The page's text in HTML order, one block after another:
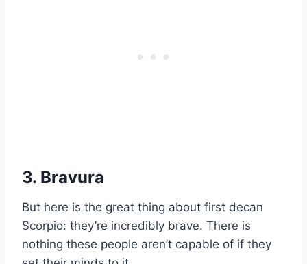
3. Bravura
But here is the great thing about first decan
Scorpio: they’re incredibly brave. There is
nothing these people aren’t capable of if they